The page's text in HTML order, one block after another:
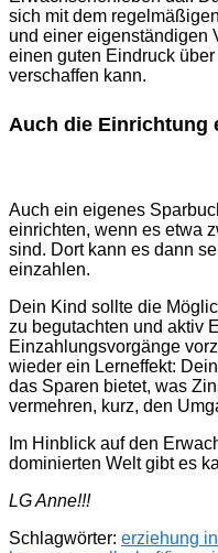
sich mit dem
und einer eigenständigen
einen guten Eindruck
verschaffen kann.
Auch die Einrichtung
Auch ein eigenes
einrichten, wenn es etwa
sind. Dort kann es dann
einzahlen.
Dein Kind sollte die
zu begutachten und aktiv
Einzahlungsvorgänge
wieder ein Lerneffekt:
das Sparen bietet, was
vermehren, kurz, den
Im Hinblick auf den
dominierten Welt gibt es
LG Anne!!!
Schlagwörter: erziehung